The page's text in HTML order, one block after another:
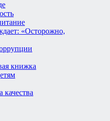
«Осторожно,
книжка
качества